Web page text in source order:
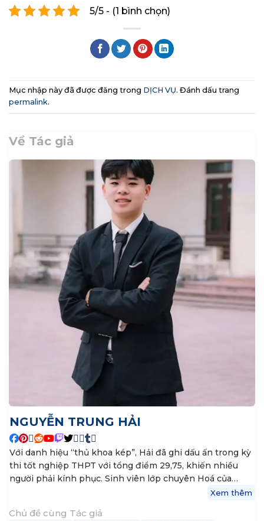
5/5 - (1 bình chọn)
Mục nhập này đã được đăng trong DỊCH VỤ. Đánh dấu trang
permalink.
Về Tác giả
NGUYỄN TRUNG HẢI
Với danh hiệu “thủ khoa kép”, Hải đã ghi dấu ấn trong kỳ
thi tốt nghiệp THPT với tổng điểm 29,75, khiến nhiều
người phải kính phục. Sinh viên lớp chuyên Hoá của
trường THPT chuyên Trần Phú, Hải Phòng, đã xuất sắc
đăng quang thủ khoa khối A. Nguyễn Trung Hải không
Xem thêm
Chủ đề cùng Tác giả